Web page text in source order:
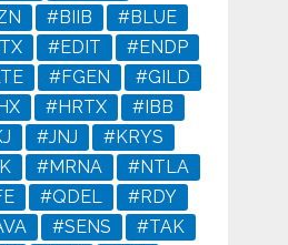
#BIIB
#BLUE
#EDIT
#ENDP
#FGEN
#GILD
#HRTX
#IBB
#JNJ
#KRYS
#MRNA
#NTLA
#QDEL
#RDY
#SENS
#TAK